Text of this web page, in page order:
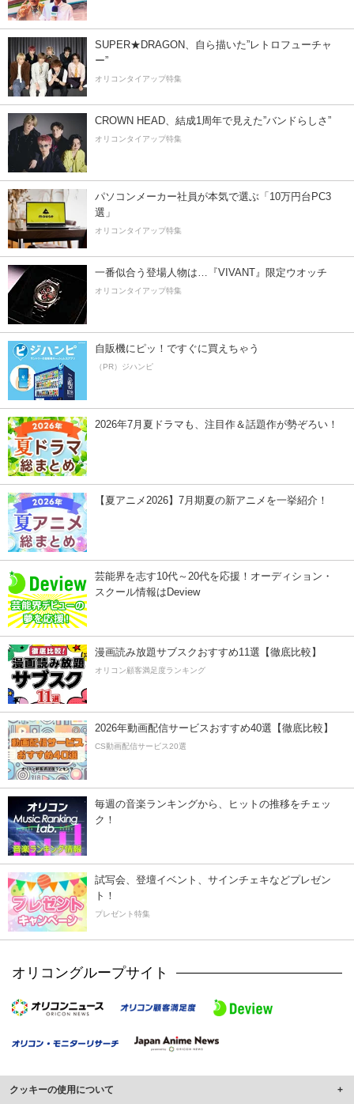
SUPER★DRAGON、自ら描いた”レトロフューチャ
ー”
オリコンタイアップ特集
CROWN HEAD、結成1周年で見えた”バンドらしさ”
オリコンタイアップ特集
パソコンメーカー社員が本気で選ぶ「10万円台PC3
選」
オリコンタイアップ特集
一番似合う登場人物は…『VIVANT』限定ウオッチ
オリコンタイアップ特集
自販機にピッ！ですぐに買えちゃう
（PR）ジハンピ
2026年7月夏ドラマも、注目作＆話題作が勢ぞろい！
【夏アニメ2026】7月期夏の新アニメを一挙紹介！
芸能界を志す10代～20代を応援！オーディション・
スクール情報はDeview
漫画読み放題サブスクおすすめ11選【徹底比較】
オリコン顧客満足度ランキング
2026年動画配信サービスおすすめ40選【徹底比較】
CS動画配信サービス20選
毎週の音楽ランキングから、ヒットの推移をチェッ
ク！
試写会、登壇イベント、サインチェキなどプレゼン
ト！
プレゼント特集
オリコングループサイト
クッキーの使用について